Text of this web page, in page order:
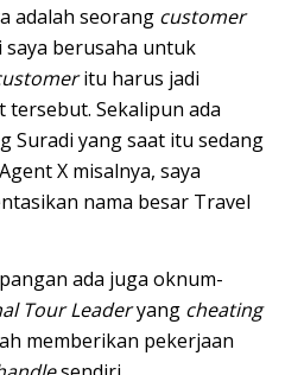
adalah seorang customer
saya berusaha untuk
itu harus jadi
Sekalipun ada
Suradi yang saat itu sedang
X misalnya, saya
nama besar Travel
ada juga oknum-
Tour Leaderyang cheating
memberikan pekerjaan